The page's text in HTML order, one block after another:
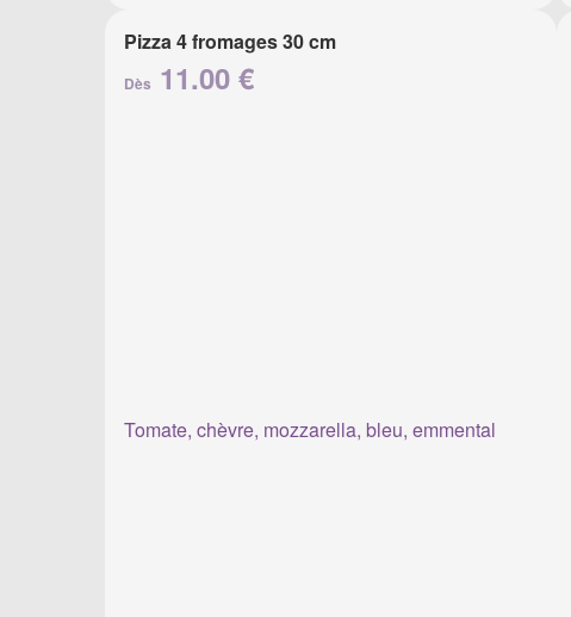
Pizza 4 fromages 30 cm
Dès 11.00 €
Tomate, chèvre, mozzarella, bleu, emmental